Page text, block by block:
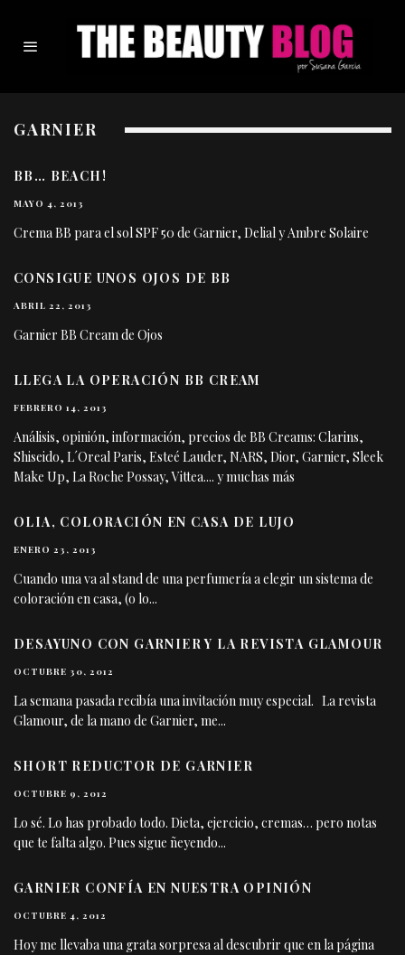
GARNIER
BB… BEACH!
MAYO 4, 2013
Crema BB para el sol SPF 50 de Garnier, Delial y Ambre Solaire
CONSIGUE UNOS OJOS DE BB
ABRIL 22, 2013
Garnier BB Cream de Ojos
LLEGA LA OPERACIÓN BB CREAM
FEBRERO 14, 2013
Análisis, opinión, información, precios de BB Creams: Clarins,
Shiseido, L´Oreal Paris, Esteé Lauder, NARS, Dior, Garnier, Sleek
Make Up, La Roche Possay, Vittea.... y muchas más
OLIA, COLORACIÓN EN CASA DE LUJO
ENERO 23, 2013
Cuando una va al stand de una perfumería a elegir un sistema de
coloración en casa, (o lo...
DESAYUNO CON GARNIER Y LA REVISTA GLAMOUR
OCTUBRE 30, 2012
La semana pasada recibía una invitación muy especial. La revista
Glamour, de la mano de Garnier, me...
SHORT REDUCTOR DE GARNIER
OCTUBRE 9, 2012
Lo sé. Lo has probado todo. Dieta, ejercicio, cremas… pero notas
que te falta algo. Pues sigue ñeyendo...
GARNIER CONFÍA EN NUESTRA OPINIÓN
OCTUBRE 4, 2012
Hoy me llevaba una grata sorpresa al descubrir que en la página